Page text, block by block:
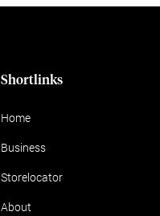
Shortlinks
Home
Business
Storelocator
About